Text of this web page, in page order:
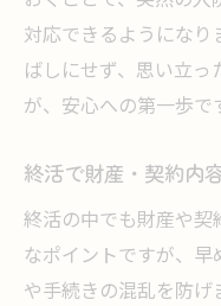
対応できるようにな
ばしにせず、思い立
が、安心への第一歩で
終活で財産・契約内
終活の中でも財産や契
なポイントですが、
や手続きの混乱を防